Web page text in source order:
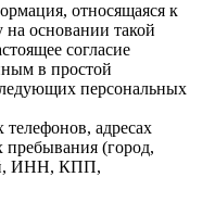
относящаяся к
основании такой
согласие
в простой
персональных
адресах
пребывания (город,
ИНН, КПП,